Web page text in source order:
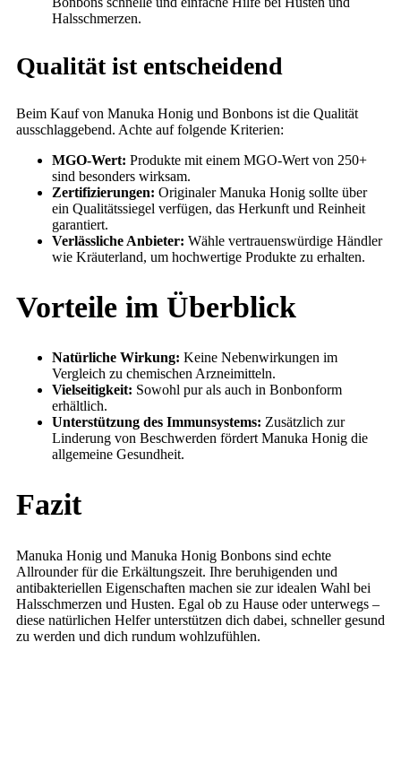
Halsschmerzen.
Qualität ist entscheidend
Beim Kauf von Manuka Honig und Bonbons ist die Qualität
ausschlaggebend. Achte auf folgende Kriterien:
MGO-Wert: Produkte mit einem MGO-Wert von 250+
sind besonders wirksam.
Zertifizierungen: Originaler Manuka Honig sollte über
ein Qualitätssiegel verfügen, das Herkunft und Reinheit
garantiert.
Verlässliche Anbieter: Wähle vertrauenswürdige Händler
wie Kräuterland, um hochwertige Produkte zu erhalten.
Vorteile im Überblick
Natürliche Wirkung: Keine Nebenwirkungen im
Vergleich zu chemischen Arzneimitteln.
Vielseitigkeit: Sowohl pur als auch in Bonbonform
erhältlich.
Unterstützung des Immunsystems: Zusätzlich zur
Linderung von Beschwerden fördert Manuka Honig die
allgemeine Gesundheit.
Fazit
Manuka Honig und Manuka Honig Bonbons sind echte
Allrounder für die Erkältungszeit. Ihre beruhigenden und
antibakteriellen Eigenschaften machen sie zur idealen Wahl bei
Halsschmerzen und Husten. Egal ob zu Hause oder unterwegs –
diese natürlichen Helfer unterstützen dich dabei, schneller gesund
zu werden und dich rundum wohlzufühlen.